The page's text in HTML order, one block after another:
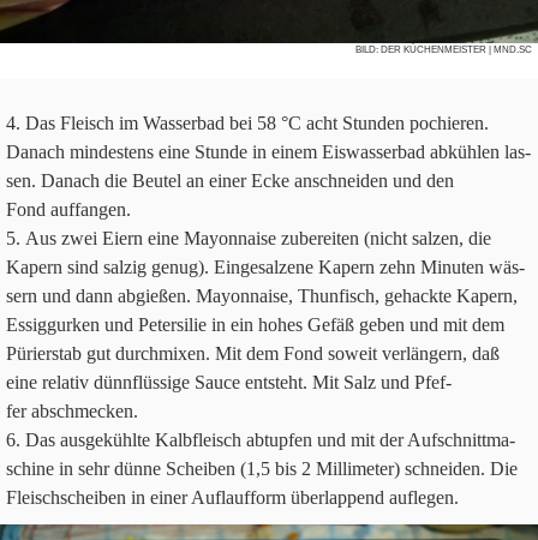
BILD: DER KÜCHENMEISTER | MND.SC
Das Fleisch im Was­ser­bad bei 58 °C acht Stun­den pochie­ren.
Danach min­de­stens eine Stunde in einem Eis­was­ser­bad abküh­len las­
sen. Danach die Beu­tel an einer Ecke anschnei­den und den
Fond auffangen.
Aus zwei Eiern eine Mayon­naise zube­rei­ten (nicht sal­zen, die
Kapern sind sal­zig genug). Ein­ge­sal­zene Kapern zehn Minu­ten wäs­
sern und dann abgie­ßen. Mayon­naise, Thun­fisch, gehackte Kapern,
Essig­gur­ken und Peter­si­lie in ein hohes Gefäß geben und mit dem
Pürier­stab gut durch­mi­xen. Mit dem Fond soweit ver­län­gern, daß
eine rela­tiv dünn­flüs­sige Sauce ent­steht. Mit Salz und Pfef­
fer abschmecken.
Das aus­ge­kühlte Kalb­fleisch abtup­fen und mit der Auf­schnitt­ma­
schine in sehr dünne Schei­ben (1 ,5 bis 2 Mil­li­me­ter) schnei­den. Die
Fleisch­schei­ben in einer Auf­lauf­form über­lap­pend auflegen.